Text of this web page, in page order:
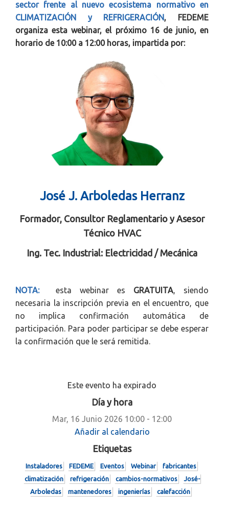
sector frente al nuevo ecosistema normativo en
CLIMATIZACIÓN y REFRIGERACIÓN, FEDEME
organiza esta webinar, el próximo 16 de junio, en
horario de 10:00 a 12:00 horas, impartida por:
José J. Arboledas Herranz
Formador, Consultor Reglamentario y Asesor
Técnico HVAC
Ing. Tec. Industrial: Electricidad / Mecánica
NOTA:esta webinar es GRATUITA, siendo
necesaria la inscripción previa en el encuentro, que
no implica confirmación automática de
participación. Para poder participar se debe esperar
la confirmación que le será remitida.
Este evento ha expirado
Día y hora
Mar, 16 Junio 2026 10:00 - 12:00
Añadir al calendario
Etiquetas
Instaladores FEDEME Eventos Webinar
fabricantes
climatización
refrigeración cambios-normativos
José-
Arboledas
mantenedores ingenierías calefacción